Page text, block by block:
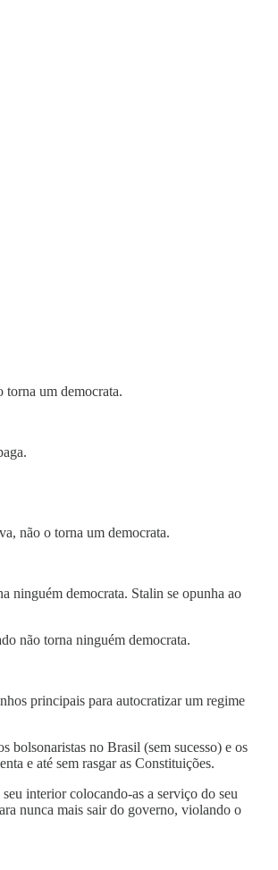
torna um democrata.
não o torna um democrata.
ninguém democrata. Stalin se opunha ao
não torna ninguém democrata.
principais para autocratizar um regime
bolsonaristas no Brasil (sem sucesso) e os
e até sem rasgar as Constituições.
interior colocando-as a serviço do seu
nunca mais sair do governo, violando o